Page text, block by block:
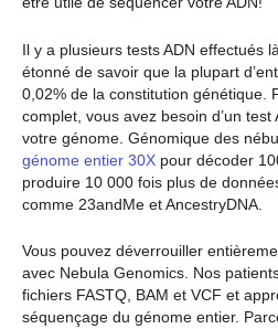
Il y a plusieurs tests ADN effectués
étonné de savoir que la plupart
0,02% de la constitution génétique.
complet, vous avez besoin d’un
votre génome. Génomique des
génome entier 30X pour décoder
produire 10 000 fois plus de
comme 23andMe et AncestryDNA.
Vous pouvez déverrouiller
avec Nebula Genomics. Nos
fichiers FASTQ, BAM et VCF et
séquençage du génome entier.